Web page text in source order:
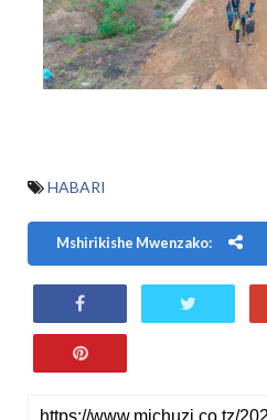
HABARI
Mshirikishe Mwenzako: